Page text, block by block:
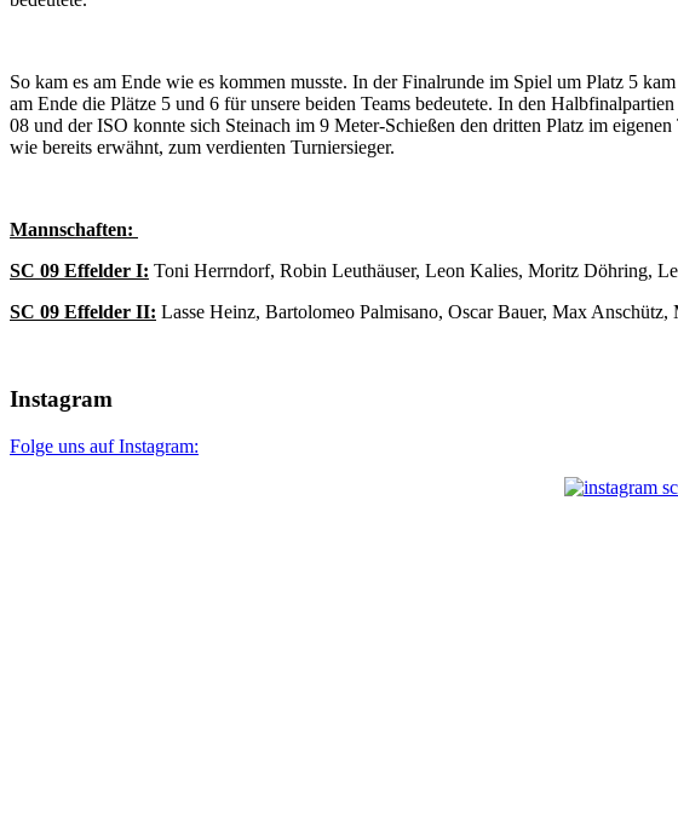
So kam es am Ende wie es kommen musste. In der Finalrunde im Spiel um Platz 5
am Ende die Plätze 5 und 6 für unsere beiden Teams bedeutete. In den
08 und der ISO konnte sich Steinach im 9 Meter-Schießen den dritten Platz im
wie bereits erwähnt, zum verdienten Turniersieger.
Mannschaften:
SC 09 Effelder I: Toni Herrndorf, Robin Leuthäuser, Leon Kalies, Moritz Döhring,
SC 09 Effelder II: Lasse Heinz, Bartolomeo Palmisano, Oscar Bauer, Max
Instagram
Folge uns auf Instagram: